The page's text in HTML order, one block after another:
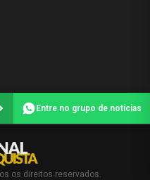
os direitos reservados.
Entre no grupo de notícias